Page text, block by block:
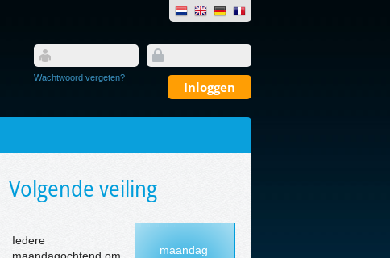
Wachtwoord vergeten?
Volgende veiling
Iedere
maandag